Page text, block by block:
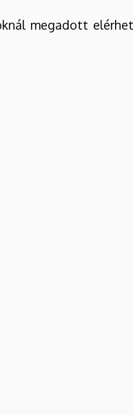
megadott